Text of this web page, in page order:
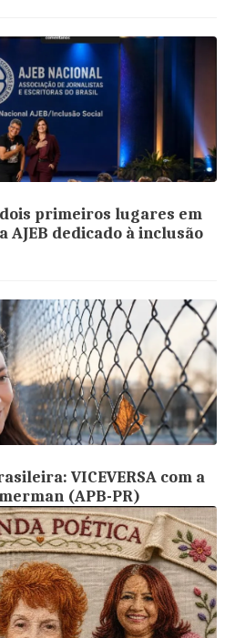
primeiros lugares em
AJEB dedicado à inclusão
VICEVERSA com a
(APB-PR)